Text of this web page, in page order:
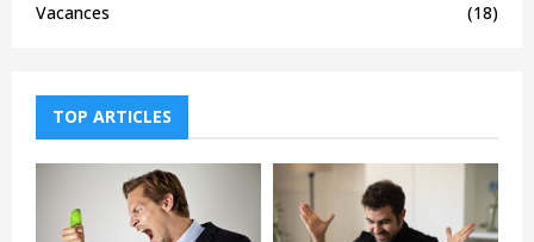
Vacances
(18)
TOP ARTICLES